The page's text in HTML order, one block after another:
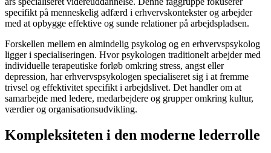
specifikt på menneskelig adfærd i erhvervskontekster og arbejder
med at opbygge effektive og sunde relationer på arbejdspladsen.
Forskellen mellem en almindelig psykolog og en erhvervspsykolog
ligger i specialiseringen. Hvor psykologen traditionelt arbejder med
individuelle terapeutiske forløb omkring stress, angst eller
depression, har erhvervspsykologen specialiseret sig i at fremme
trivsel og effektivitet specifikt i arbejdslivet. Det handler om at
samarbejde med ledere, medarbejdere og grupper omkring kultur,
værdier og organisationsudvikling.
Kompleksiteten i den moderne lederrolle